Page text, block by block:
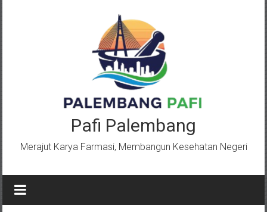
Pafi Palembang
Merajut Karya Farmasi, Membangun Kesehatan Negeri